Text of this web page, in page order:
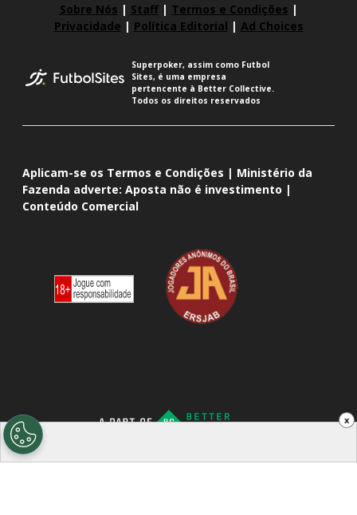
x
Sobre Nós | Staff| Termos e Condições |
Privacidade | Política Editorial | Ad Choices
Superpoker, assim como Futbol
Sites, é uma empresa
pertencente à Better Collective.
Todos os direitos reservados
Aplicam-se os Termos e Condições | Ministério da
Fazenda adverte: Aposta não é investimento |
Conteúdo Comercial